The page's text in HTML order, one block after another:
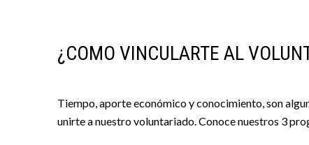
¿COMO VINCULARTE AL
Tiempo, aporte económico y conocimiento, son
unirte a nuestro voluntariado. Conoce nuestros 3